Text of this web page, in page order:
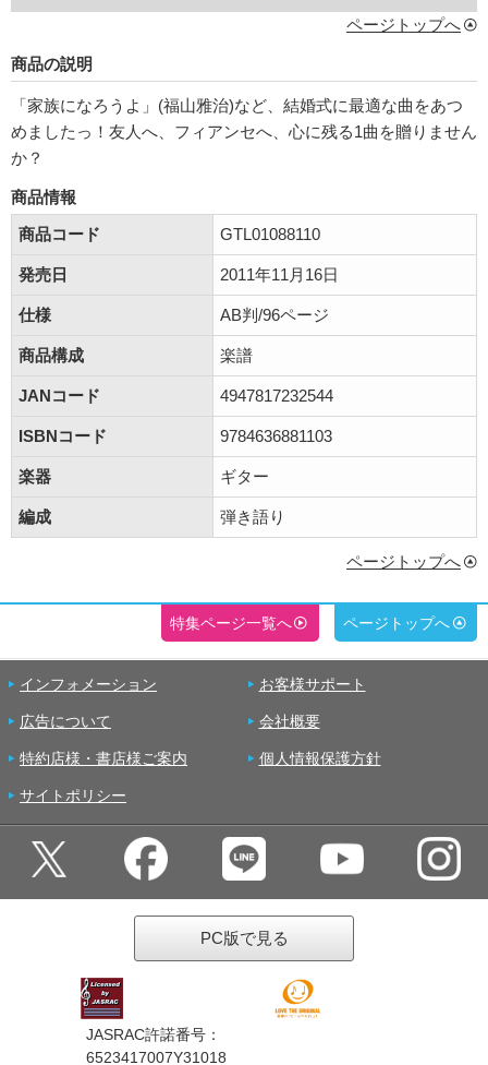
ページトップへ
商品の説明
「家族になろうよ」(福山雅治)など、結婚式に最適な曲をあつ
めましたっ！友人へ、フィアンセへ、心に残る1曲を贈りません
か？
商品情報
商品コード
GTL01088110
発売日 2011年11月16日
仕様 AB判/96ページ
商品構成 楽譜
JANコード 4947817232544
ISBNコード 9784636881103
楽器 ギター
編成 弾き語り
ページトップへ
特集ページ一覧へ ページトップへ
インフォメーション お客様サポート
広告について 会社概要
特約店様・書店様ご案内 個人情報保護方針
サイトポリシー
PC版で見る
JASRAC許諾番号：
6523417007Y31018